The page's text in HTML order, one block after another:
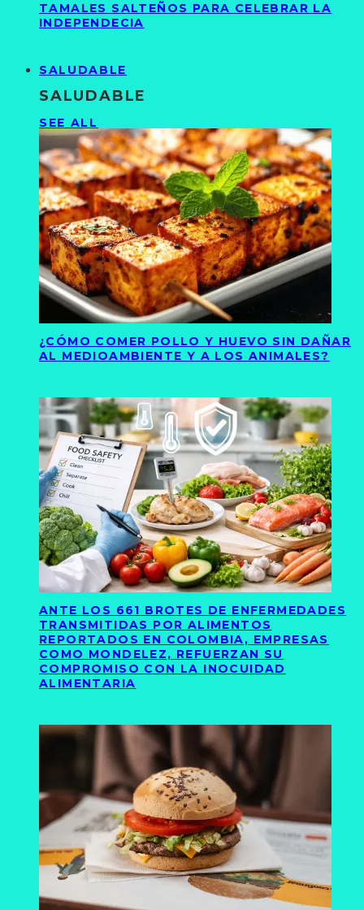
TAMALES SALTEÑOS PARA CELEBRAR LA
INDEPENDECIA
SALUDABLE
SALUDABLE
SEE ALL
¿CÓMO COMER POLLO Y HUEVO SIN DAÑAR
AL MEDIOAMBIENTE Y A LOS ANIMALES?
ANTE LOS 661 BROTES DE ENFERMEDADES
TRANSMITIDAS POR ALIMENTOS
REPORTADOS EN COLOMBIA, EMPRESAS
COMO MONDELEZ, REFUERZAN SU
COMPROMISO CON LA INOCUIDAD
ALIMENTARIA